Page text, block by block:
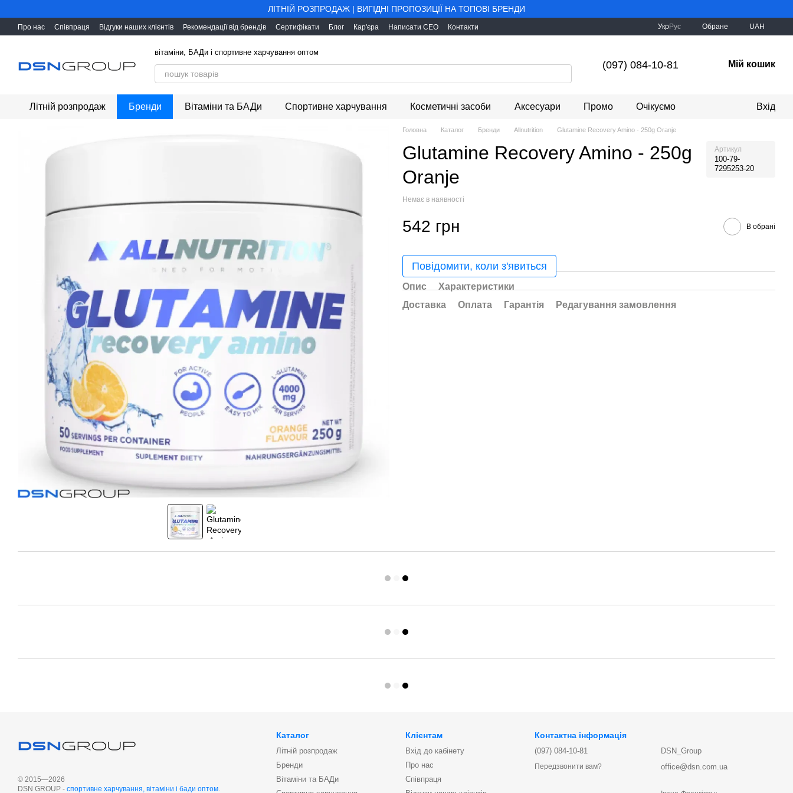
ЛІТНІЙ РОЗПРОДАЖ | ВИГІДНІ ПРОПОЗИЦІЇ НА ТОПОВІ БРЕНДИ
Про нас Співпраця Відгуки наших клієнтів Рекомендації від брендів Сертифікати Блог Кар'єра Написати CEO Контакти УкрРус Обране UAH
вітаміни, БАДи і cпортивне харчування оптом
(097) 084-10-81 Мій кошик
Літній розпродаж Бренди Вітаміни та БАДи Спортивне харчування Косметичні засоби Аксесуари Промо Очікуємо Вхід
Головна Каталог Бренди Allnutrition Glutamine Recovery Amino - 250g Oranje
Glutamine Recovery Amino - 250g
Oranje
Артикул
100-79-
7295253-20
Немає в наявності
542 грн В обрані
Повідомити, коли з'явиться
Опис
Характеристики
Доставка
Оплата Гарантія Редагування замовлення
© 2015—2026
DSN GROUP - cпортивне харчування, вітаміни і бади оптом.
Каталог
Літній розпродаж
Бренди
Вітаміни та БАДи
Клієнтам
Вхід до кабінету
Про нас
Співпраця
Контактна інформація
(097) 084-10-81
Передзвонити вам?
DSN_Group
office@dsn.com.ua